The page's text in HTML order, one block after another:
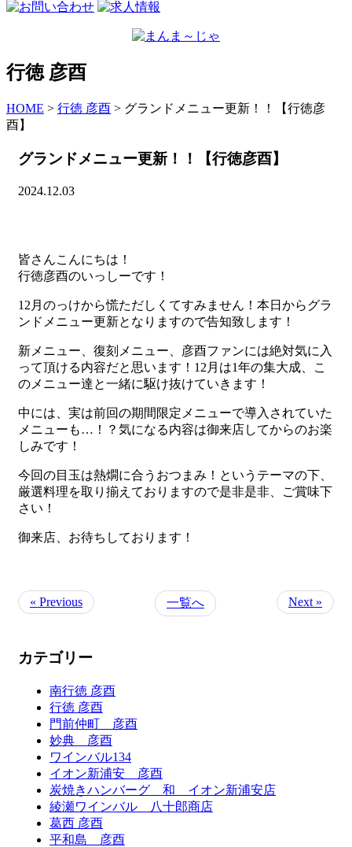
行徳 彦酉
HOME > 行徳 彦酉 > グランドメニュー更新！！【行徳彦
酉】
グランドメニュー更新！！【行徳彦酉】
2024.12.03
皆さんこんにちは！
行徳彦酉のいっしーです！
12月のっけから慌ただしくてすみません！本日からグラ
ンドメニュー更新となりますので告知致します！
新メニュー、復刻メニュー、彦酉ファンには絶対気に入
って頂ける内容だと思います！12月は1年の集大成、こ
のメニュー達と一緒に駆け抜けていきます！
中には、実は前回の期間限定メニューで導入されていた
メニューも…！？気になる内容は御来店してからのお楽
しみです！
今回の目玉は熱燗に合うおつまみ！というテーマの下、
厳選料理を取り揃えておりますので是非是非、ご賞味下
さい！
御来店、お待ちしております！
« Previous 一覧へ Next »
カテゴリー
南行徳 彦酉
行徳 彦酉
門前仲町 彦酉
妙典 彦酉
ワインバル134
イオン新浦安 彦酉
炭焼きハンバーグ 和 イオン新浦安店
綾瀬ワインバル 八十郎商店
葛西 彦酉
平和島 彦酉